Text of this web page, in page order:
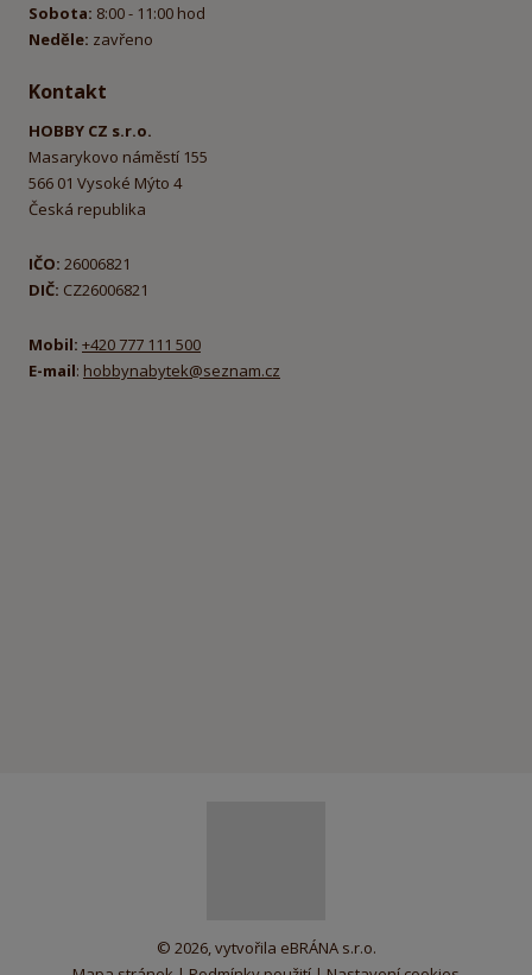
Sobota: 8:00 - 11:00 hod
Neděle: zavřeno
Kontakt
HOBBY CZ s.r.o.
Masarykovo náměstí 155
566 01 Vysoké Mýto 4
Česká republika
IČO: 26006821
DIČ: CZ26006821
Mobil: +420 777 111 500
E-mail: hobbynabytek@seznam.cz
© 2026, vytvořila eBRÁNA s.r.o.